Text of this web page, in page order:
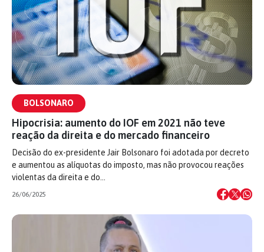
BOLSONARO
Hipocrisia: aumento do IOF em 2021 não teve
reação da direita e do mercado financeiro
Decisão do ex-presidente Jair Bolsonaro foi adotada por decreto
e aumentou as alíquotas do imposto, mas não provocou reações
violentas da direita e do…
26/06/2025